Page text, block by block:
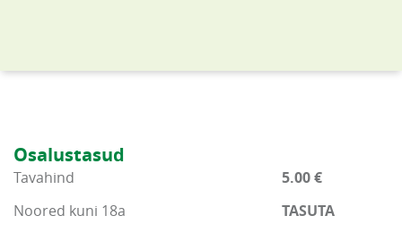
Osalustasud
Tavahind
5.00 €
Noored kuni 18a
TASUTA